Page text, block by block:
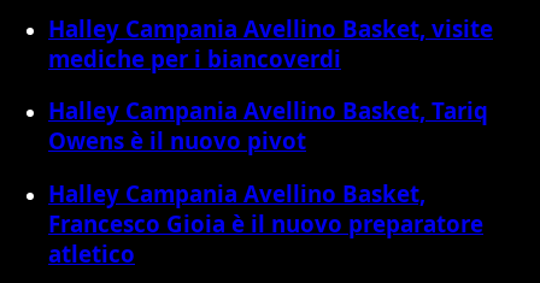
Halley Campania Avellino Basket, visite
mediche per i biancoverdi
Halley Campania Avellino Basket, Tariq
Owens è il nuovo pivot
Halley Campania Avellino Basket,
Francesco Gioia è il nuovo preparatore
atletico